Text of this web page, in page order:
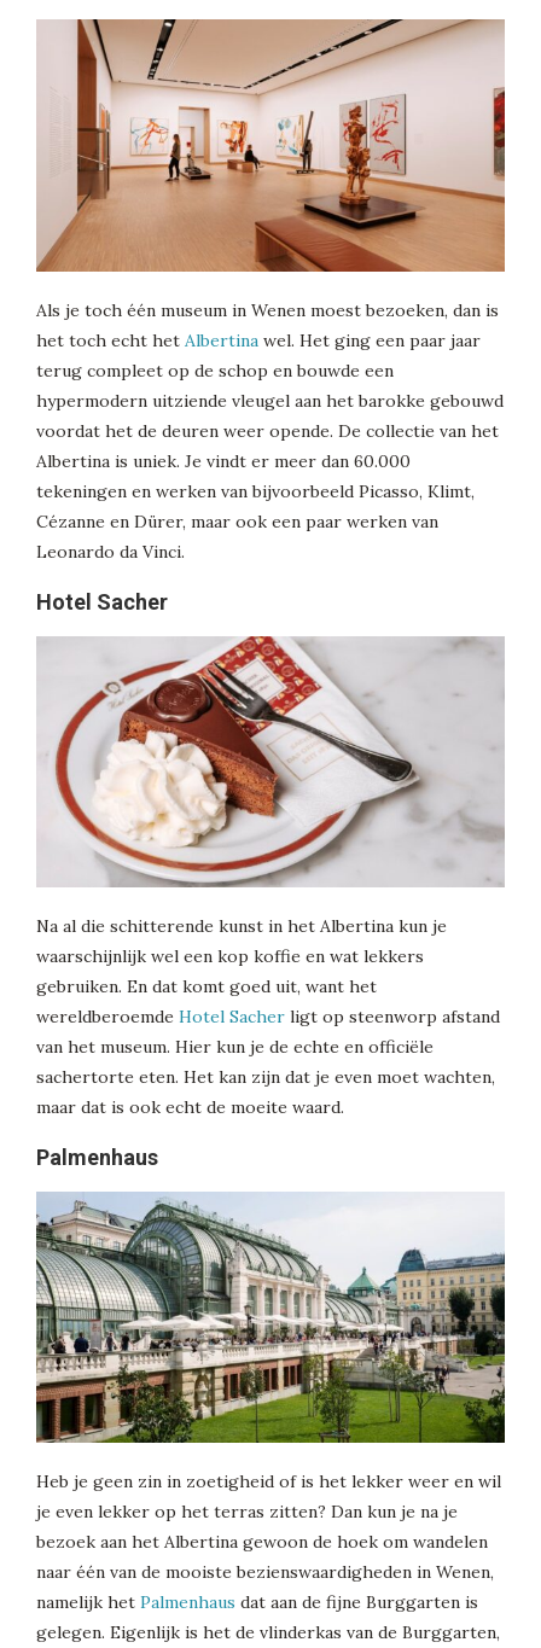
Als je toch één museum in Wenen moest bezoeken, dan is
het toch echt het Albertina wel. Het ging een paar jaar
terug compleet op de schop en bouwde een
hypermodern uitziende vleugel aan het barokke gebouwd
voordat het de deuren weer opende. De collectie van het
Albertina is uniek. Je vindt er meer dan 60.000
tekeningen en werken van bijvoorbeeld Picasso, Klimt,
Cézanne en Dürer, maar ook een paar werken van
Leonardo da Vinci.
Hotel Sacher
Na al die schitterende kunst in het Albertina kun je
waarschijnlijk wel een kop koffie en wat lekkers
gebruiken. En dat komt goed uit, want het
wereldberoemde Hotel Sacher ligt op steenworp afstand
van het museum. Hier kun je de echte en officiële
sachertorte eten. Het kan zijn dat je even moet wachten,
maar dat is ook echt de moeite waard.
Palmenhaus
Heb je geen zin in zoetigheid of is het lekker weer en wil
je even lekker op het terras zitten? Dan kun je na je
bezoek aan het Albertina gewoon de hoek om wandelen
naar één van de mooiste bezienswaardigheden in Wenen,
namelijk het Palmenhaus dat aan de fijne Burggarten is
gelegen. Eigenlijk is het de vlinderkas van de Burggarten,